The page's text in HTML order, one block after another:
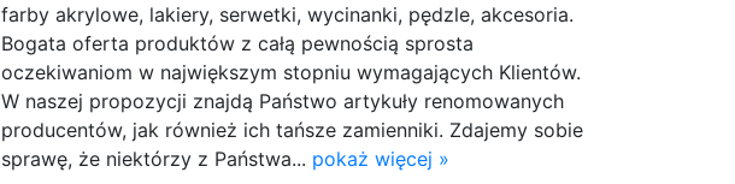
farby akrylowe, lakiery, serwetki, wycinanki, pędzle, akcesoria.
Bogata oferta produktów z całą pewnością sprosta
oczekiwaniom w największym stopniu wymagających Klientów.
W naszej propozycji znajdą Państwo artykuły renomowanych
producentów, jak również ich tańsze zamienniki. Zdajemy sobie
sprawę, że niektórzy z Państwa... pokaż więcej »